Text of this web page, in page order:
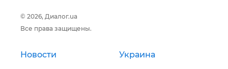
© 2026, Диалог.ua
Все права защищены.
Новости Украина